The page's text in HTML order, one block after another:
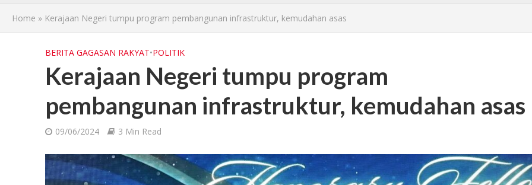
Home » Kerajaan Negeri tumpu program pembangunan infrastruktur, kemudahan asas
BERITA GAGASAN RAKYAT•POLITIK
Kerajaan Negeri tumpu program
pembangunan infrastruktur, kemudahan asas
09/06/2024 3 Min Read